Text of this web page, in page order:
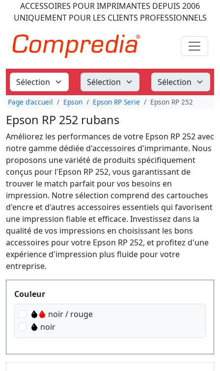
ACCESSOIRES POUR IMPRIMANTES DEPUIS 2006
UNIQUEMENT POUR LES CLIENTS PROFESSIONNELS
Page d'accueil Epson Epson RP Serie Epson RP 252
Epson RP 252 rubans
Améliorez les performances de votre Epson RP 252 avec
notre gamme dédiée d'accessoires d'imprimante. Nous
proposons une variété de produits spécifiquement
conçus pour l'Epson RP 252, vous garantissant de
trouver le match parfait pour vos besoins en
impression. Notre sélection comprend des cartouches
d'encre et d'autres accessoires essentiels qui favorisent
une impression fiable et efficace. Investissez dans la
qualité de vos impressions en choisissant les bons
accessoires pour votre Epson RP 252, et profitez d'une
expérience d'impression plus fluide pour votre
entreprise.
Produktfilter
Couleur
noir / rouge
noir